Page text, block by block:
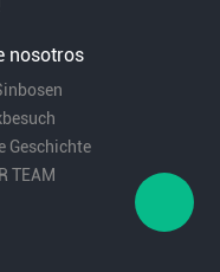
nosotros
Geschichte
TEAM